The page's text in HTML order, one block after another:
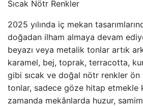
Sıcak Nötr Renkler
2025 yılında iç mekan
doğadan ilham almaya devam
beyazı veya metalik tonlar artık
karamel, bej, toprak, terracotta,
gibi sıcak ve doğal nötr renkler ön
tonlar, sadece göze hitap etmekle
zamanda mekânlarda huzur,